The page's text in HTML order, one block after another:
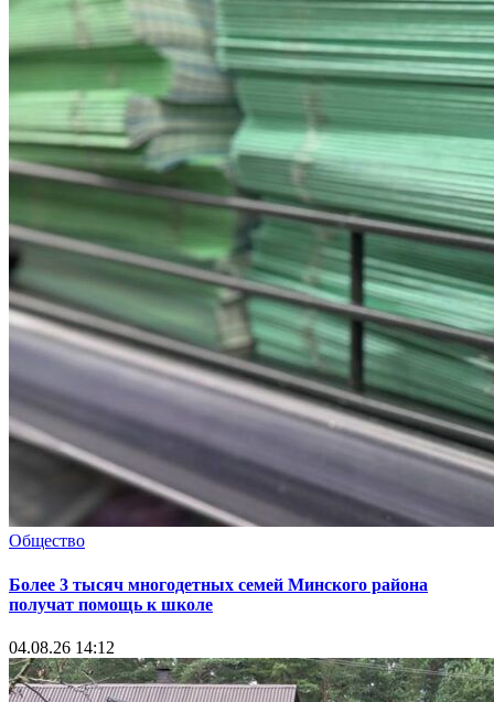
Общество
Более 3 тысяч многодетных семей Минского района
получат помощь к школе
04.08.26 14:12